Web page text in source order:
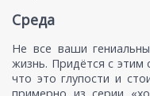
Среда
Не все ваши
жизнь. Придётся с этим
что это глупости и